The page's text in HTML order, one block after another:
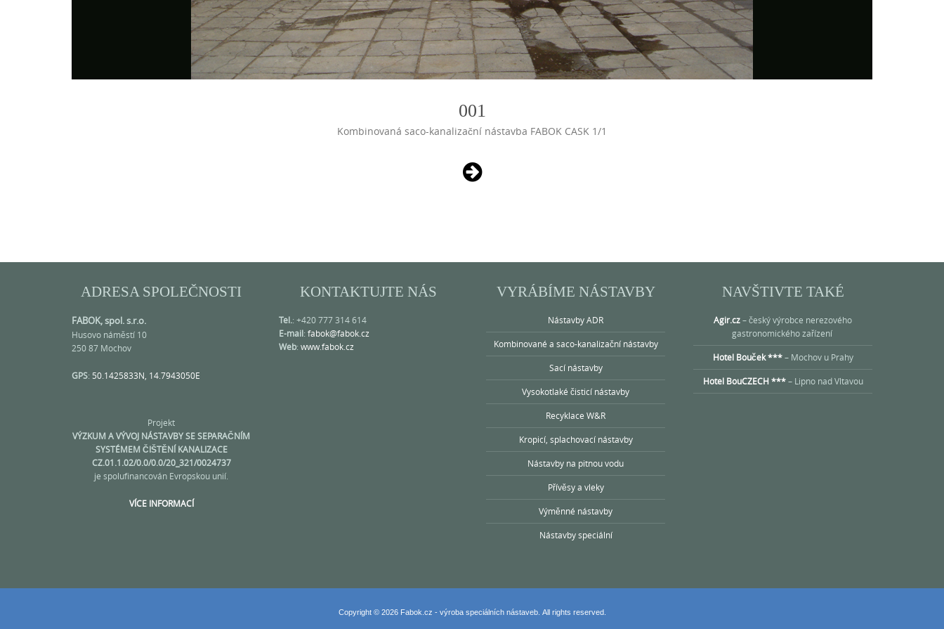
001
Kombinovaná saco-kanalizační nástavba FABOK CASK 1/1
ADRESA SPOLEČNOSTI
FABOK, spol. s.r.o.
Husovo náměstí 10
250 87 Mochov
GPS: 50.1425833N, 14.7943050E
Projekt
VÝZKUM A VÝVOJ NÁSTAVBY SE SEPARAČNÍM
SYSTÉMEM ČIŠTĚNÍ KANALIZACE
CZ.01.1.02/0.0/0.0/20_321/0024737
je spolufinancován Evropskou unií.
VÍCE INFORMACÍ
KONTAKTUJTE NÁS
Tel.: +420 777 314 614
E-mail: fabok@fabok.cz
Web: www.fabok.cz
VYRÁBÍME NÁSTAVBY
Nástavby ADR
Kombinované a saco-kanalizační nástavby
Sací nástavby
Vysokotlaké čisticí nástavby
Recyklace W&R
Kropicí, splachovací nástavby
Nástavby na pitnou vodu
Přívěsy a vleky
Výměnné nástavby
Nástavby speciální
NAVŠTIVTE TAKÉ
Agir.cz– český výrobce nerezového
gastronomického zařízení
Hotel Bouček ***– Mochov u Prahy
Hotel BouCZECH ***– Lipno nad Vltavou
Copyright © 2026 Fabok.cz - výroba speciálních nástaveb. All rights reserved.